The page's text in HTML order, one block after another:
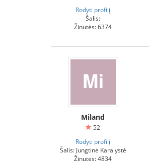
Rodyti profilį
Šalis:
Žinutės: 6374
Miland
52
Rodyti profilį
Šalis: Jungtinė Karalystė
Žinutės: 4834